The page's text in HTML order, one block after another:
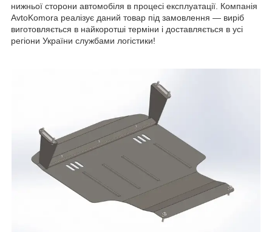
нижньої сторони автомобіля в процесі експлуатації. Компанія
AvtoKomora реалізує даний товар під замовлення — виріб
виготовляється в найкоротші терміни і доставляється в усі
регіони України службами логістики!